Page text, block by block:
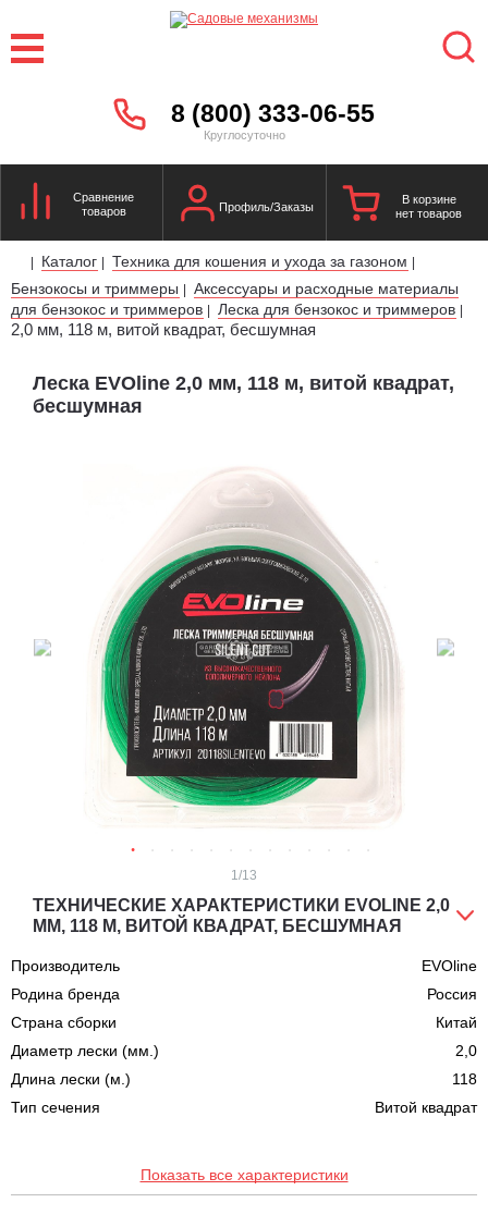
8 (800) 333-06-55
Круглосуточно
Сравнение
товаров
Профиль/Заказы
В корзине
нет товаров
| Каталог | Техника для кошения и ухода за газоном |
Бензокосы и триммеры | Аксессуары и расходные материалы
для бензокос и триммеров | Леска для бензокос и триммеров |
2,0 мм, 118 м, витой квадрат, бесшумная
Леска EVOline 2,0 мм, 118 м, витой квадрат,
бесшумная
1 /13
ТЕХНИЧЕСКИЕ ХАРАКТЕРИСТИКИ EVOLINE 2,0
ММ, 118 М, ВИТОЙ КВАДРАТ, БЕСШУМНАЯ
Производитель
EVOline
Родина бренда
Россия
Страна сборки
Китай
Диаметр лески (мм.)
2,0
Длина лески (м.)
118
Тип сечения
Витой квадрат
Показать все характеристики